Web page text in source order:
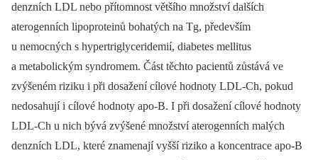
denzních LDL nebo přítomnost většího množství dalších
aterogenních lipoproteinů bohatých na Tg, především
u nemocných s hypertriglyceridemií, diabetes mellitus
a metabolickým syndromem. Část těchto pacientů zůstává ve
zvýšeném riziku i při dosažení cílové hodnoty LDL-Ch, pokud
nedosahují i cílové hodnoty apo-B. I při dosažení cílové hodnoty
LDL-Ch u nich bývá zvýšené množství aterogenních malých
denzních LDL, které znamenají vyšší riziko a koncentrace apo-B